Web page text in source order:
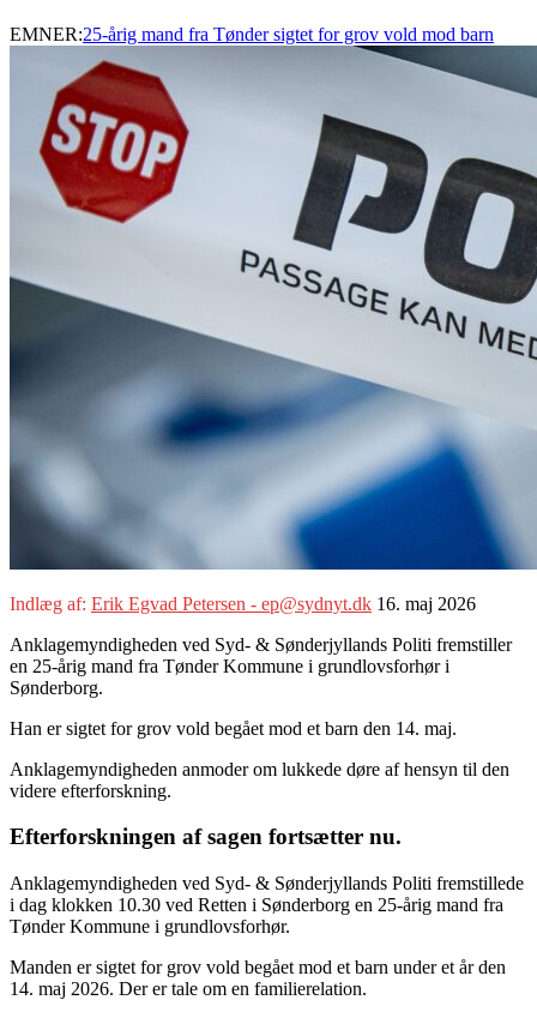
EMNER:25-årig mand fra Tønder sigtet for grov vold mod barn
Indlæg af: Erik Egvad Petersen - ep@sydnyt.dk 16. maj 2026
Anklagemyndigheden ved Syd- & Sønderjyllands Politi fremstiller
en 25-årig mand fra Tønder Kommune i grundlovsforhør i
Sønderborg.
Han er sigtet for grov vold begået mod et barn den 14. maj.
Anklagemyndigheden anmoder om lukkede døre af hensyn til den
videre efterforskning.
Efterforskningen af sagen fortsætter nu.
Anklagemyndigheden ved Syd- & Sønderjyllands Politi fremstillede
i dag klokken 10.30 ved Retten i Sønderborg en 25-årig mand fra
Tønder Kommune i grundlovsforhør.
Manden er sigtet for grov vold begået mod et barn under et år den
14. maj 2026. Der er tale om en familierelation.